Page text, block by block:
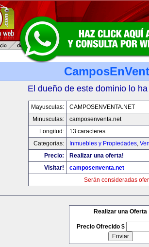
El dueño de este dominio lo
Mayusculas:
CAMPOSENVENTA.NET
Minusculas:
camposenventa.net
Longitud:
13 caracteres
Categorias:
Inmuebles y Propiedades,
Precio:
Realizar una oferta!
Visitar!
camposenventa.net
Serán consideradas
Realizar una Oferta
Precio Ofrecido $